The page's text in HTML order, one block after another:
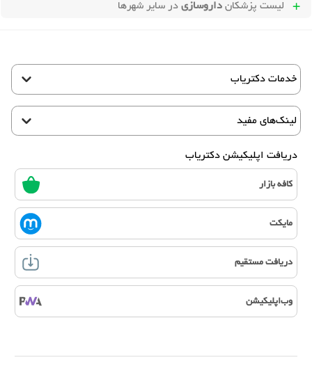
لیست پزشکان داروسازی در سایر شهرها
خدمات دکتریاب
لینک‌های مفید
دریافت اپلیکیشن دکتریاب
کافه بازار
مایکت
دریافت مستقیم
وب‌اپلیکیشن